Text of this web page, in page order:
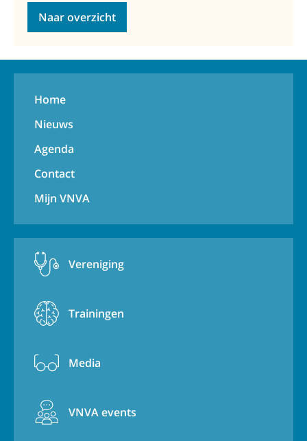
Naar overzicht
Home
Nieuws
Agenda
Contact
Mijn VNVA
Vereniging
Trainingen
Media
VNVA events